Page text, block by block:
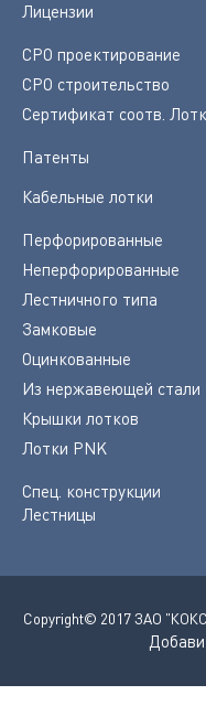
Лицензии
СРО проектирование
СРО строительство
Сертификат соотв.
Патенты
Кабельные лотки
Перфорированные
Неперфорированные
Лестничного типа
Замковые
Оцинкованные
Из нержавеющей стали
Крышки лотков
Лотки PNK
Спец. конструкции
Лестницы
Copyright© 2017 ЗАО